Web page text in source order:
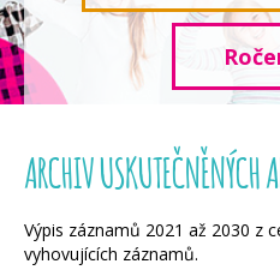
ARCHIV USKUTEČNĚNÝCH
Výpis záznamů 2021 až 2030 z
vyhovujících záznamů.